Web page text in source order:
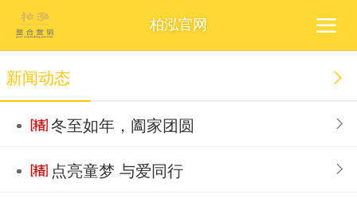
柏泓官网
新闻动态
冬至如年，阖家团圆
点亮童梦 与爱同行